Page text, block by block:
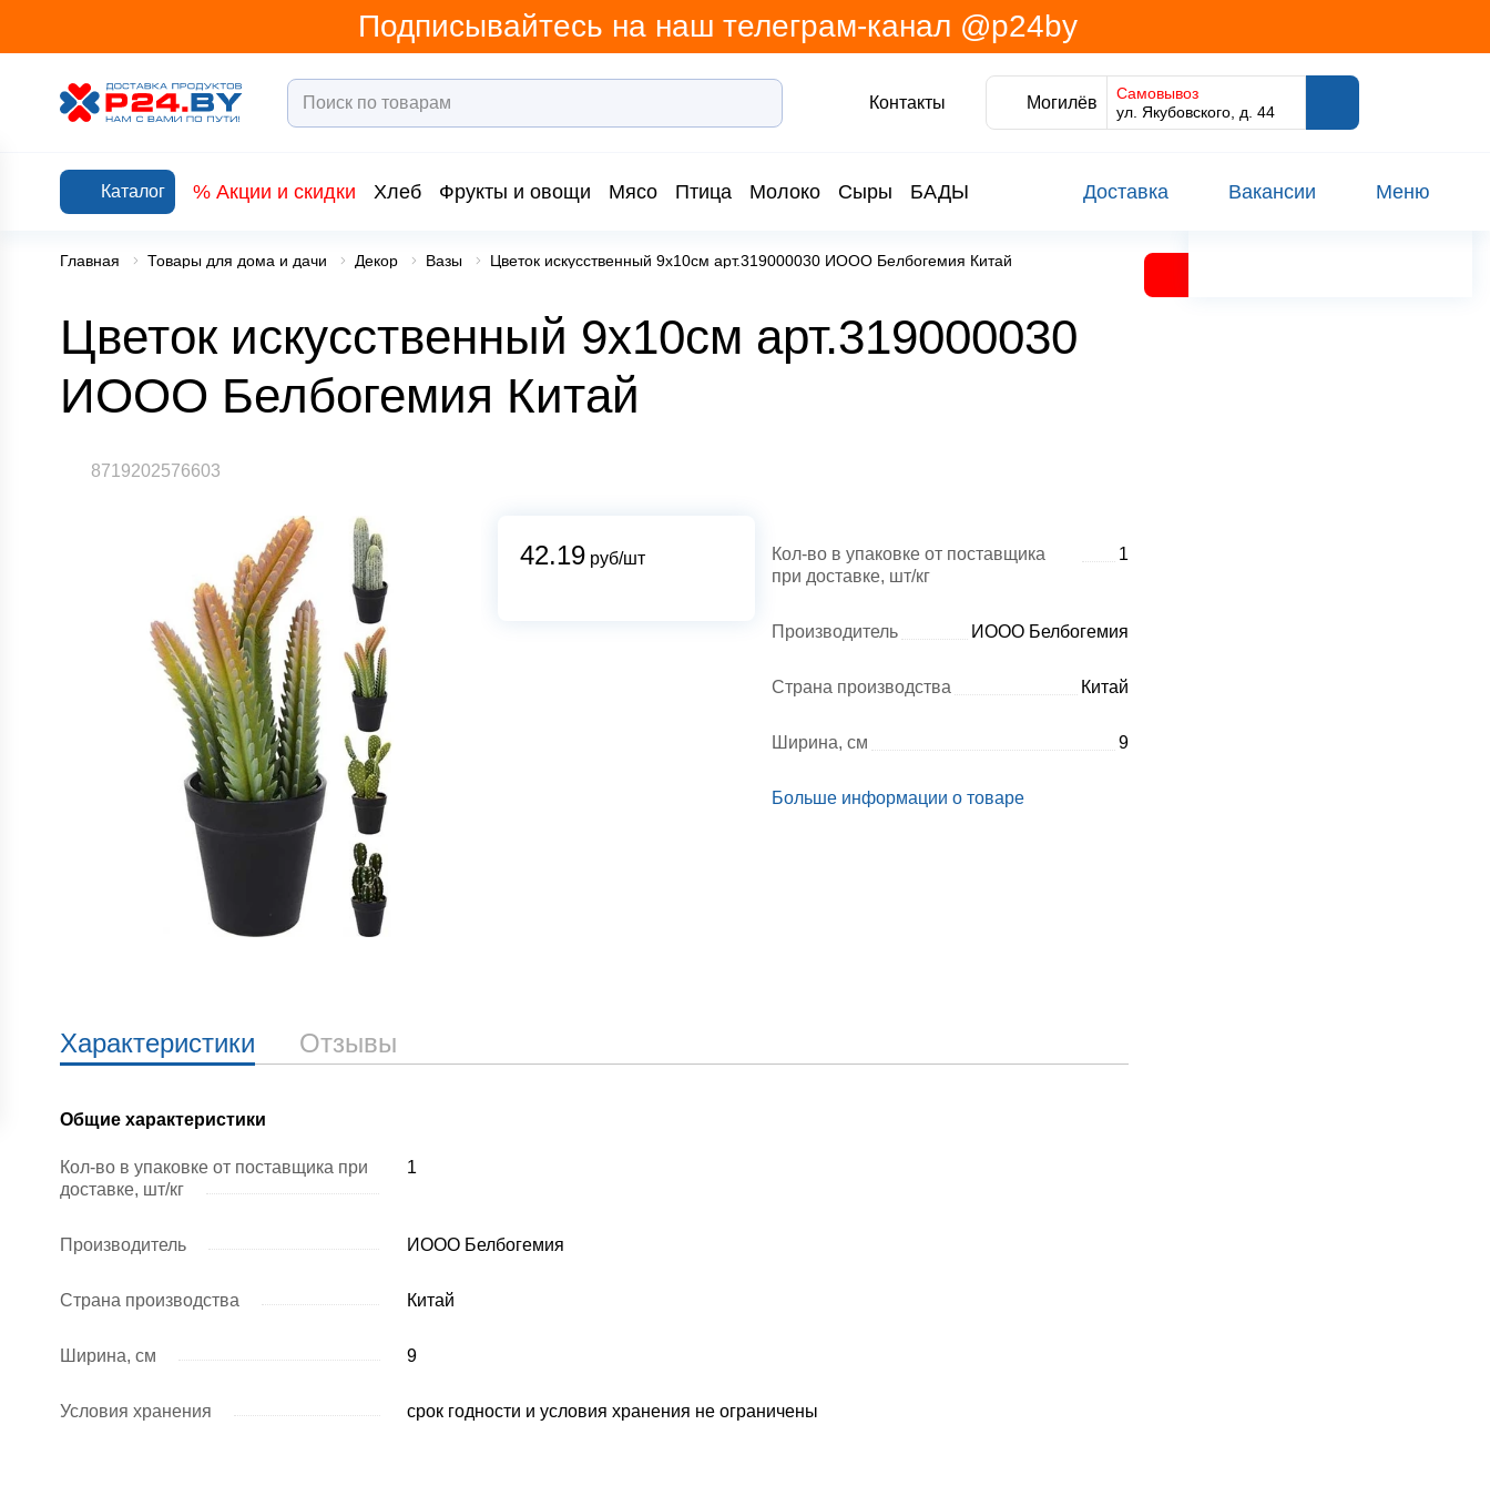
Подписывайтесь на наш телеграм-канал @p24by
Контакты Могилёв
Самовывоз
ул. Якубовского, д. 44
Каталог % Акции и скидки Хлеб Фрукты и овощи Мясо Птица Молоко Сыры БАДЫ Доставка Вакансии Меню
Главная Товары для дома и дачи Декор Вазы Цветок искусственный 9х10см арт.319000030 ИООО Белбогемия Китай
Цветок искусственный 9х10см арт.319000030
ИООО Белбогемия Китай
8719202576603
42.19 руб/шт
Характеристики Отзывы
Общие характеристики
Кол-во в упаковке от поставщика при
доставке, шт/кг
1
Производитель ИООО Белбогемия
Страна производства Китай
Ширина, см 9
Условия хранения срок годности и условия хранения не ограничены
Кол-во в упаковке от поставщика
при доставке, шт/кг
1
Производитель ИООО Белбогемия
Страна производства Китай
Ширина, см 9
Больше информации о товаре